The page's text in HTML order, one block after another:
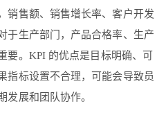
销售额、销售增长率、客户开发
于生产部门，产品合格率、生产
要。KPI 的优点是目标明确、可
指标设置不合理，可能会导致员
发展和团队协作。